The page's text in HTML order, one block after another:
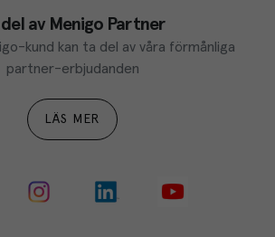
del av Menigo Partner
kund kan ta del av våra förmånliga
partner-erbjudanden
LÄS MER